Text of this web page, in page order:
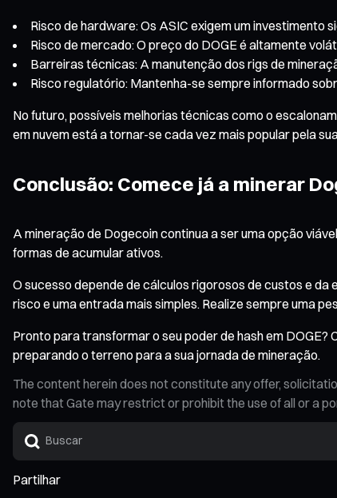
Risco de hardware: Os ASIC exigem um
Risco de mercado: O preço do DOGE é altamente
Barreiras técnicas: A manutenção dos rigs de
Risco regulatório: Mantenha-se sempre informado
No futuro, possíveis melhorias técnicas como o
em nuvem está a tornar-se cada vez mais popular pela
Conclusão: Comece já a minerar
A mineração de Dogecoin continua a ser uma opção
formas de acumular ativos.
O sucesso depende de cálculos rigorosos de custos e
risco e uma entrada mais simples. Realize sempre uma
Pronto para transformar o seu poder de hash em
preparando o terreno para a sua jornada de mineração.
The content herein does not constitute any offer,
note that Gate may restrict or prohibit the use of all or a
Partilhar